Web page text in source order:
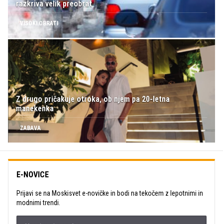
razkriva velik preobrat
VISOKI OBRATI
Z drugo pričakuje otroka, ob njem pa 20-letna
manekenka
ZABAVA
E-NOVICE
Prijavi se na Moskisvet e-novičke in bodi na tekočem z lepotnimi in
modnimi trendi.